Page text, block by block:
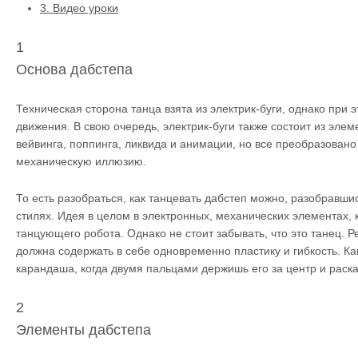
3.
Видео уроки
1
Основа дабстепа
Техническая сторона танца взята из электрик-буги, однако при
движения. В свою очередь, электрик-буги также состоит из
вейвинга, поппинга, ликвида и анимации, но все
механическую иллюзию.
То есть разобраться, как танцевать дабстеп можно,
стилях. Идея в целом в электронных, механических
танцующего робота. Однако не стоит забывать, что это танец.
должна содержать в себе одновременно пластику и гибкость.
карандаша, когда двумя пальцами держишь его за центр и
2
Элементы дабстепа